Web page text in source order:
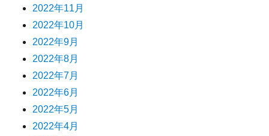
2022年11月
2022年10月
2022年9月
2022年8月
2022年7月
2022年6月
2022年5月
2022年4月